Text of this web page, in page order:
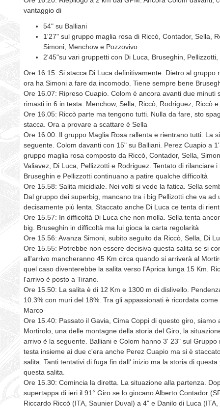
vantaggio di
54" su Balliani
1'27" sul gruppo maglia rosa di Riccò, Contador, Sella,
Simoni, Menchow e Pozzovivo
2'45"su vari gruppetti con Di Luca, Bruseghin, Pellizzotti,
Ore 16.15: Si stacca Di Luca definitivamente. Dietro al gruppo
ora ha Simoni a fare da incomodo. Tiene sempre bene
Ore 16.07: Ripreso Cuapio. Colom è ancora avanti due minuti
rimasti in 6 in testa. Menchow, Sella, Riccò, Rodriguez, Riccò
Ore 16.05: Riccò parte ma tengono tutti. Nulla da fare, sto
stacca. Ora a provare a scattare è Sella
Ore 16.00: Il gruppo Maglia Rosa rallenta e rientrano tutti. La
seguente. Colom davanti con 15" su Balliani. Perez Cuapio a
gruppo maglia rosa composto da Riccò, Contador, Sella,
Valiavez, Di Luca, Pellizzotti e Rodriguez. Tentato di rilanciare
Bruseghin e Pellizzotti continuano a patire qualche difficoltà
Ore 15.58: Salita micidiale. Nei volti si vede la fatica. Sella
Dal gruppo dei superbig, mancano tra i big Pellizotti che va ad
decisamente più lenta. Staccato anche Di Luca ce tenta di
Ore 15.57: In difficoltà Di Luca che non molla. Sella tenta
big. Bruseghin in difficoltà ma lui gioca la carta regolarità
Ore 15.56: Avanza Simoni, subito seguito da Riccò, Sella, Di
Ore 15.55: Potrebbe non essere decisiva questa salita se si
all'arrivo mancheranno 45 Km circa quando si arriverà al
quel caso diventerebbe la salita verso l'Aprica lunga 15 Km.
l'arrivo è posto a Tirano.
Ore 15.50: La salita è di 12 Km e 1300 m di dislivello.
10.3% con muri del 18%. Tra gli appassionati è ricordata come
Marco
Ore 15.40: Passato il Gavia, Cima Coppi di questo giro, siamo
Mortirolo, una delle montagne della storia del Giro, la
arrivo è la seguente. Balliani e Colom hanno 3' 23" sul Gruppo
testa insieme ai due c'era anche Perez Cuapio ma si è
salita. Tanti tentativi di fuga fin dall' inizio ma la storia di
questa salita.
Ore 15.30: Comincia la diretta. La situazione alla partenza.
supertappa di ieri il 91° Giro se lo giocano Alberto Contador
Riccardo Riccò (ITA, Saunier Duval) a 4" e Danilo di Luca